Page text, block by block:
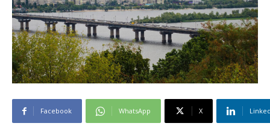
Facebook WhatsApp X